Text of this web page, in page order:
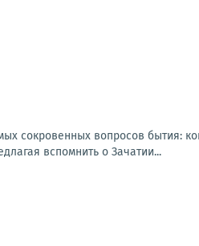
сокровенных вопросов бытия:
вспомнить о Зачатии...